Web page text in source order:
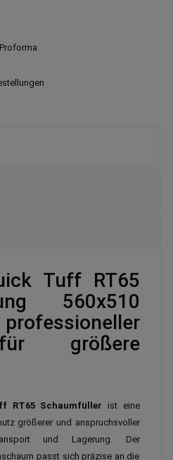
Tuff RT65
560x510
größere
RT65 Schaumfüller ist eine
größerer und anspruchsvoller
und Lagerung. Der
passt sich präzise an die